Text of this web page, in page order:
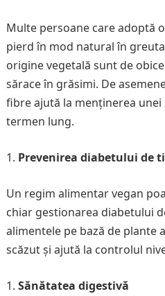
Multe persoane care adoptă
pierd în mod natural în
origine vegetală sunt de
sărace în grăsimi. De
fibre ajută la menținerea
termen lung.
Prevenirea diabetului de
Un regim alimentar vegan
chiar gestionarea diabetului
alimentele pe bază de plante
scăzut și ajută la controlul
Sănătatea digestivă